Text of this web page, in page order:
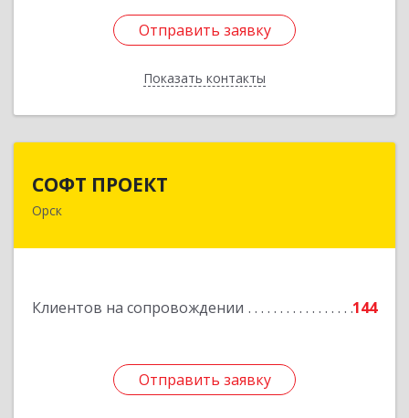
Отправить заявку
Показать контакты
Отправить заявку
Назад
СОФТ ПРОЕКТ
Орск
Клиентов на сопровождении 144
Отправить заявку
Отправить заявку